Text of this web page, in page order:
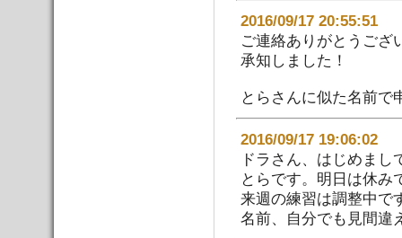
2016/09/17
ご連絡ありがとうござ
承知しました！
とらさんに似た名前
2016/09/17
ドラさん、はじめまし
とらです。明日は休み
来週の練習は調整中で
名前、自分でも見間違